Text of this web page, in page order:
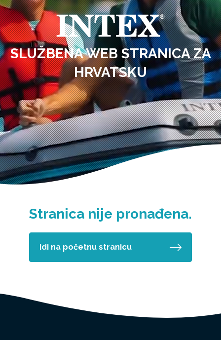
SLUŽBENA WEB STRANICA ZA
HRVATSKU
Stranica nije pronađena.
Idi na početnu stranicu